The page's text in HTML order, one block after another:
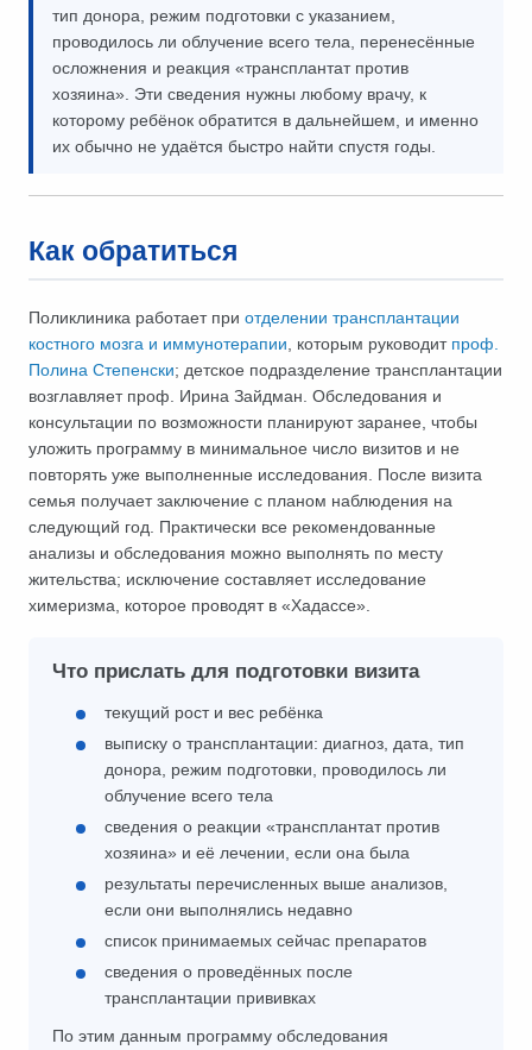
тип донора, режим подготовки с указанием,
проводилось ли облучение всего тела, перенесённые
осложнения и реакция «трансплантат против
хозяина». Эти сведения нужны любому врачу, к
которому ребёнок обратится в дальнейшем, и именно
их обычно не удаётся быстро найти спустя годы.
Как обратиться
Поликлиника работает при отделении трансплантации
костного мозга и иммунотерапии , которым руководит проф.
Полина Степенски; детское подразделение трансплантации
возглавляет проф. Ирина Зайдман. Обследования и
консультации по возможности планируют заранее, чтобы
уложить программу в минимальное число визитов и не
повторять уже выполненные исследования. После визита
семья получает заключение с планом наблюдения на
следующий год. Практически все рекомендованные
анализы и обследования можно выполнять по месту
жительства; исключение составляет исследование
химеризма, которое проводят в «Хадассе».
Что прислать для подготовки визита
текущий рост и вес ребёнка
выписку о трансплантации: диагноз, дата, тип
донора, режим подготовки, проводилось ли
облучение всего тела
сведения о реакции «трансплантат против
хозяина» и её лечении, если она была
результаты перечисленных выше анализов,
если они выполнялись недавно
список принимаемых сейчас препаратов
сведения о проведённых после
трансплантации прививках
По этим данным программу обследования